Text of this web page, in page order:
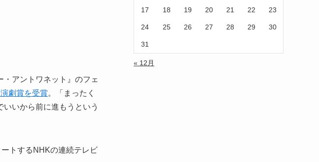
アントワネット』のフェ
劇賞を受賞。「まったく
いから前に進もうという
トするNHKの連続テレビ
17 18 19 20 21 22 23
24 25 26 27 28 29 30
31
« 12月